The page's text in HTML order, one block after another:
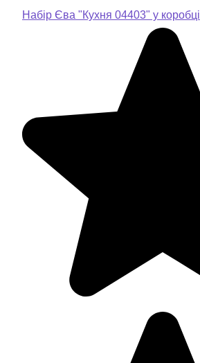
Набір Єва "Кухня 04403" у коробці